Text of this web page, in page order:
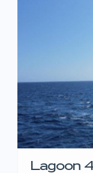
Lagoon